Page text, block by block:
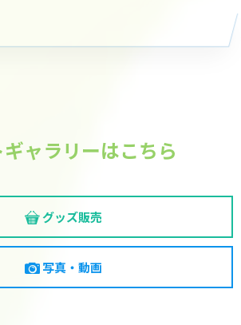
ャラリーはこちら
グッズ販売
写真・動画